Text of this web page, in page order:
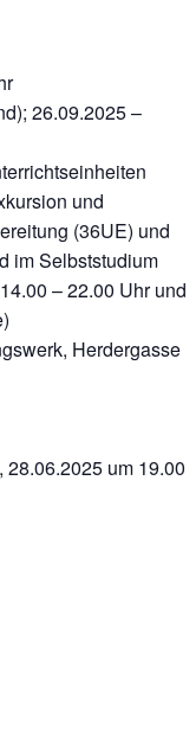
26.09.2025 –
und
(36UE) und
im Selbststudium
– 22.00 Uhr und
Herdergasse
um 19.00